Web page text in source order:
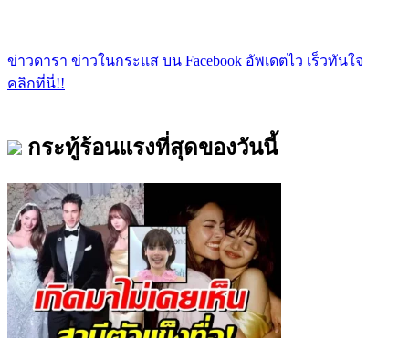
ข่าวดารา ข่าวในกระแส บน Facebook อัพเดตไว เร็วทันใจ
คลิกที่นี่!!
กระทู้ร้อนแรงที่สุดของวันนี้